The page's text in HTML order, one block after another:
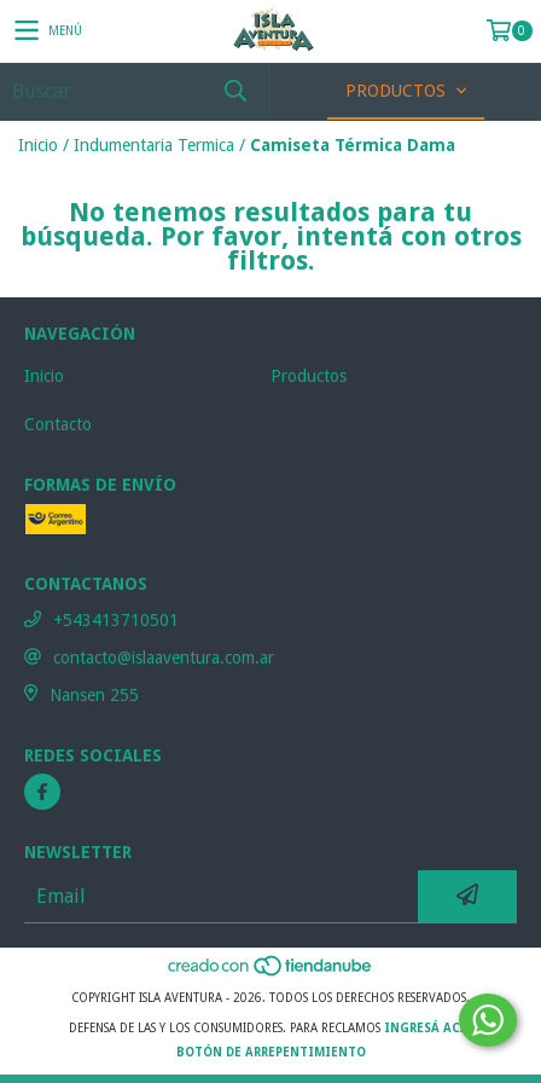
MENÚ 0
PRODUCTOS
Inicio / Indumentaria Termica / Camiseta Térmica Dama
No tenemos resultados para tu
búsqueda. Por favor, intentá con otros
filtros.
NAVEGACIÓN
Inicio Productos
Contacto
FORMAS DE ENVÍO
CONTACTANOS
+543413710501
contacto@islaaventura.com.ar
Nansen 255
REDES SOCIALES
NEWSLETTER
COPYRIGHT ISLA AVENTURA - 2026. TODOS LOS DERECHOS RESERVADOS.
DEFENSA DE LAS Y LOS CONSUMIDORES. PARA RECLAMOS INGRESÁ ACÁ.
BOTÓN DE ARREPENTIMIENTO